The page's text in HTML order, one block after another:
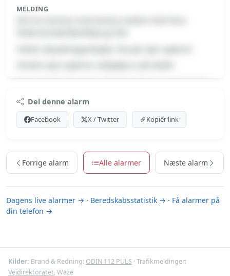
MELDING
Log ind med Premium for at se meldingen og kortet.
Del denne alarm
Facebook X / Twitter Kopiér link
Forrige alarm Alle alarmer Næste alarm
Dagens live alarmer → · Beredskabsstatistik → · Få alarmer på
din telefon →
Kilder: Brand & Redning: ODIN 112 PULS · Trafikmeldinger:
Vejdirektoratet, Waze